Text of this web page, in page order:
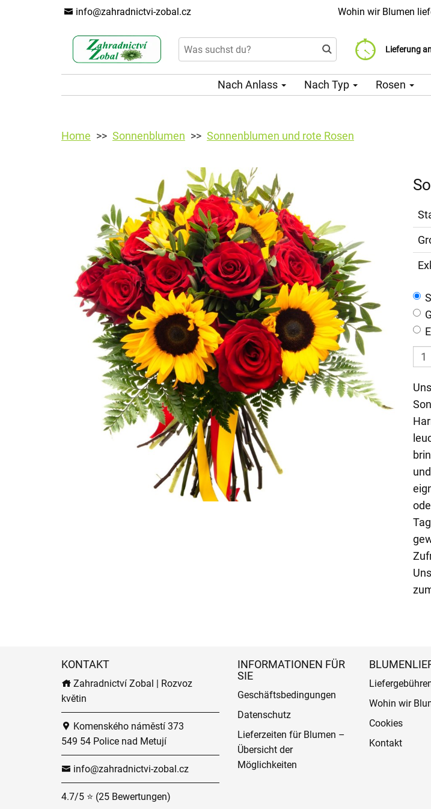
info@zahradnictvi-zobal.cz Wohin wir Blumen
Lieferung
Liefergebühr
Wählen Sie
Nach Anlass Nach Typ Rosen
Home Sonnenblumen Sonnenblumen und rote Rosen
KONTAKT
Zahradnictví Zobal | Rozvoz
květin
Komenského náměstí 373
549 54 Police nad Metují
info@zahradnictvi-zobal.cz
4.7/5 ⭐ (25 Bewertungen)
INFORMATIONEN FÜR
SIE
Geschäftsbedingungen
Datenschutz
Lieferzeiten für Blumen –
Übersicht der
Möglichkeiten
Wohin wir
Cookies
Kontakt